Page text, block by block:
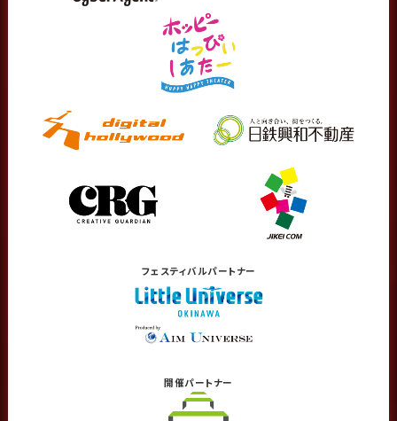
フェスティバルパートナー
開催パートナー